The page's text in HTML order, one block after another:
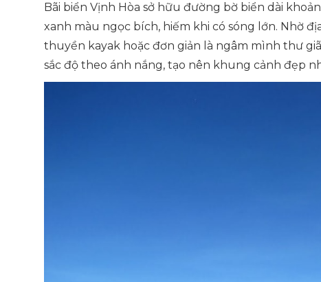
Bãi biển Vịnh Hòa sở hữu đường bờ biển dài
xanh màu ngọc bích, hiếm khi có sóng lớn. Nhờ
thuyền kayak hoặc đơn giản là ngâm mình thư
sắc độ theo ánh nắng, tạo nên khung cảnh đẹp